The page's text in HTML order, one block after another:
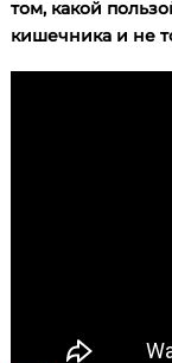
том, какой
кишечника и не